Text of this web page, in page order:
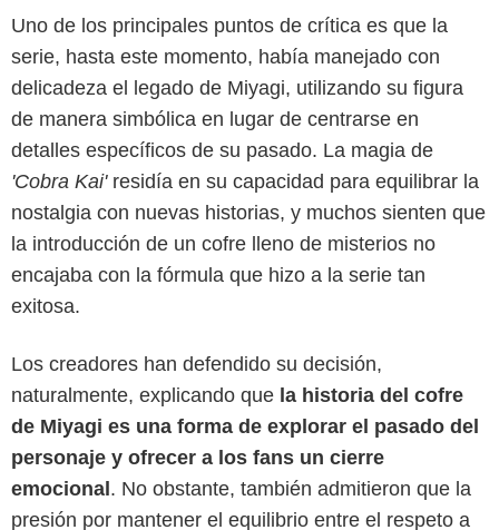
Uno de los principales puntos de crítica es que la
serie, hasta este momento, había manejado con
delicadeza el legado de Miyagi, utilizando su figura
de manera simbólica en lugar de centrarse en
detalles específicos de su pasado. La magia de
'Cobra Kai'residía en su capacidad para equilibrar la
nostalgia con nuevas historias, y muchos sienten que
la introducción de un cofre lleno de misterios no
encajaba con la fórmula que hizo a la serie tan
exitosa.
Los creadores han defendido su decisión,
naturalmente, explicando que la historia del cofre
de Miyagi es una forma de explorar el pasado del
personaje y ofrecer a los fans un cierre
emocional . No obstante, también admitieron que la
presión por mantener el equilibrio entre el respeto a
Netflix